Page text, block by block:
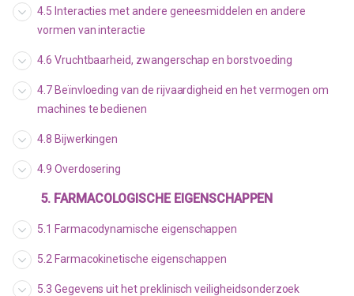
4.5 Interacties met andere geneesmiddelen en andere
vormen van interactie
4.6 Vruchtbaarheid, zwangerschap en borstvoeding
4.7 Beïnvloeding van de rijvaardigheid en het vermogen om
machines te bedienen
4.8 Bijwerkingen
4.9 Overdosering
5. FARMACOLOGISCHE EIGENSCHAPPEN
5.1 Farmacodynamische eigenschappen
5.2 Farmacokinetische eigenschappen
5.3 Gegevens uit het preklinisch veiligheidsonderzoek